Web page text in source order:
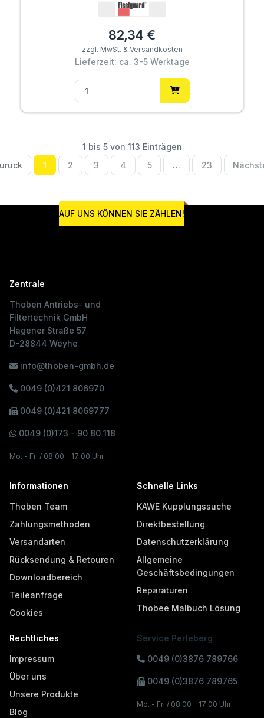
82,34 €
zzgl. MwSt. & Versandkosten
Lieferzeit: ca. 3-5 Werktage
1 bis 5 von 113 Einträgen
1 2 3 4 5 … 23
AUF UNS KÖNNEN SIE ZÄHLEN!
Zentrale
Thoben Antriebs- und
Filtertechnik GmbH
Hagener Straße 57
D-28844 Weyhe
info@thoben-gmbh.de
0049 (0)421 806970
0049 (0)421 8069777
0049 (0)173 - 90 80 118
Mo. - Fr. / 08:00 - 17:00 Uhr
Informationen
Thoben Team
Zahlungsmethoden
Versandarten
Rücksendung & Retouren
Downloadbereich
Teileanfrage
Cookies
Schnelle Links
KAWE Kupplungssuche
Direktbestellung
Datenschutzerklärung
Allgemeine
Geschäftsbedingungen
Reparaturen
Thobee Malbuch Lösung
Rechtliches
Impressum
Über uns
Unsere Produkte
Blog
Service Perleberg
0049 (0)3876 789766
0049 (0)3876 789765
Mo. - Fr. / 08:00 - 17:00 Uhr